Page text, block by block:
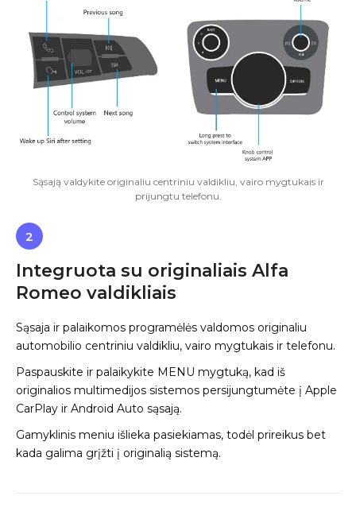
Sąsają valdykite originaliu centriniu valdikliu, vairo mygtukais ir
prijungtu telefonu.
2
Integruota su originaliais Alfa
Romeo valdikliais
Sąsaja ir palaikomos programėlės valdomos originaliu
automobilio centriniu valdikliu, vairo mygtukais ir telefonu.
Paspauskite ir palaikykite MENU mygtuką, kad iš
originalios multimedijos sistemos persijungtumėte į Apple
CarPlay ir Android Auto sąsają.
Gamyklinis meniu išlieka pasiekiamas, todėl prireikus bet
kada galima grįžti į originalią sistemą.